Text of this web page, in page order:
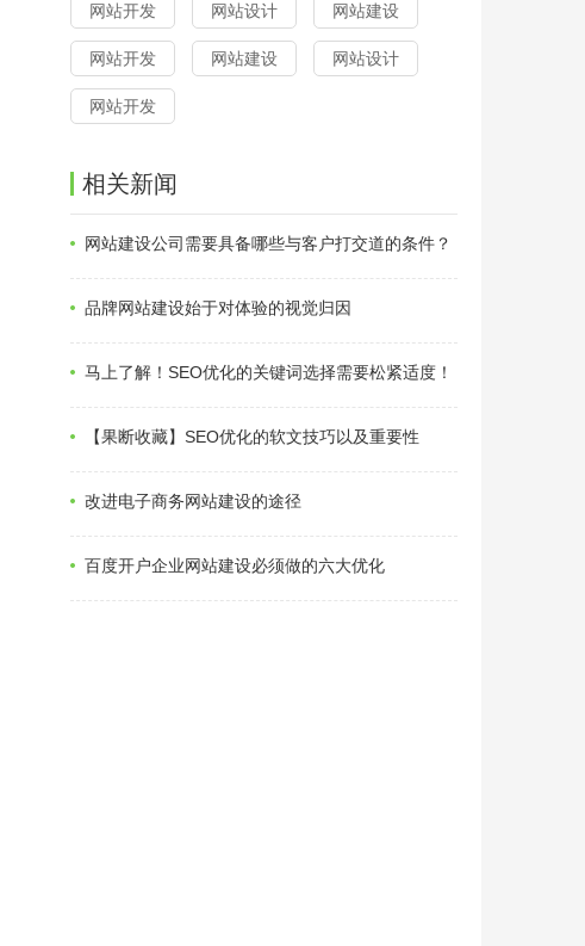
网站开发 网站设计 网站建设
网站开发 网站建设 网站设计
网站开发
相关新闻
网站建设公司需要具备哪些与客户打交道的条件？
品牌网站建设始于对体验的视觉归因
马上了解！SEO优化的关键词选择需要松紧适度！
【果断收藏】SEO优化的软文技巧以及重要性
改进电子商务网站建设的途径
百度开户企业网站建设必须做的六大优化